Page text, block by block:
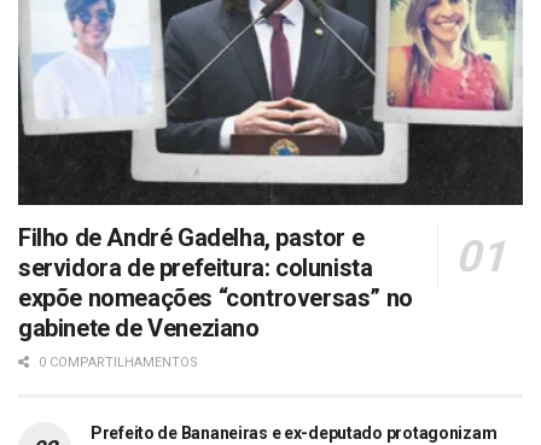
Filho de André Gadelha, pastor e
servidora de prefeitura: colunista
expõe nomeações “controversas” no
gabinete de Veneziano
0 COMPARTILHAMENTOS
Prefeito de Bananeiras e ex-deputado protagonizam